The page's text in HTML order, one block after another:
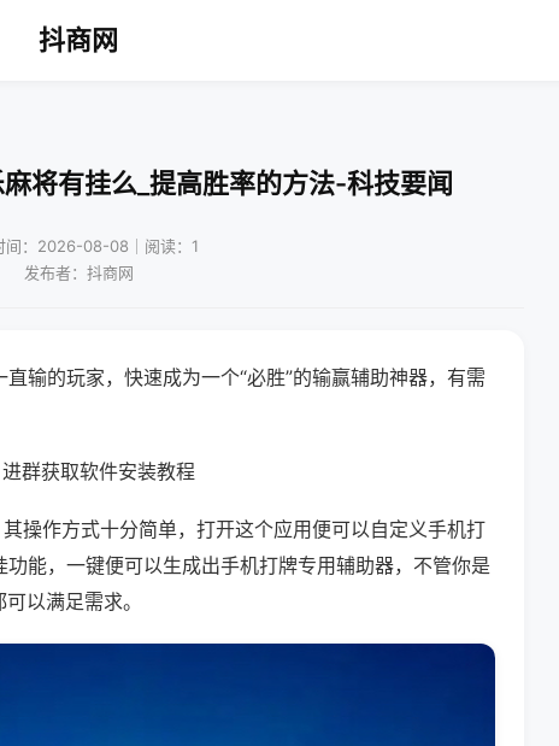
抖商网
将有挂么_提高胜率的方法-科技要闻
间：2026-08-08｜阅读：1
发布者：抖商网
输的玩家，快速成为一个“必胜”的输赢辅助神器，有需
群获取软件安装教程
操作方式十分简单，打开这个应用便可以自定义手机打
能，一键便可以生成出手机打牌专用辅助器，不管你是
以满足需求。